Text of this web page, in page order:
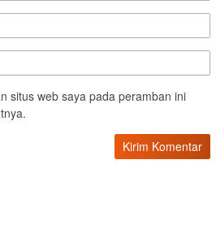
situs web saya pada peramban ini